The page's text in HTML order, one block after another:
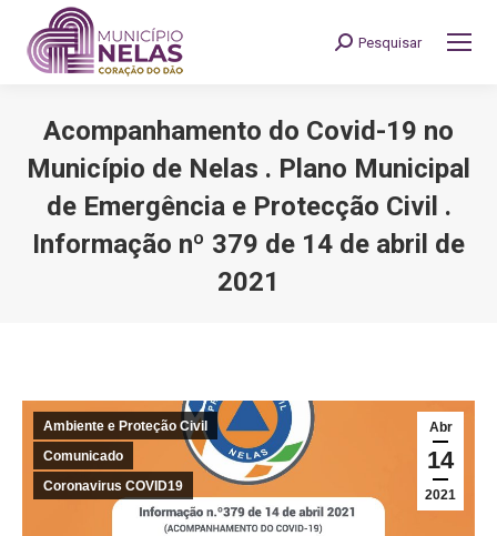
Search:
Pesquisar
Acompanhamento do Covid-19 no
Município de Nelas . Plano Municipal
de Emergência e Protecção Civil .
Informação nº 379 de 14 de abril de
2021
Abr
14
2021
Ambiente e Proteção Civil
Comunicado
Coronavirus COVID19